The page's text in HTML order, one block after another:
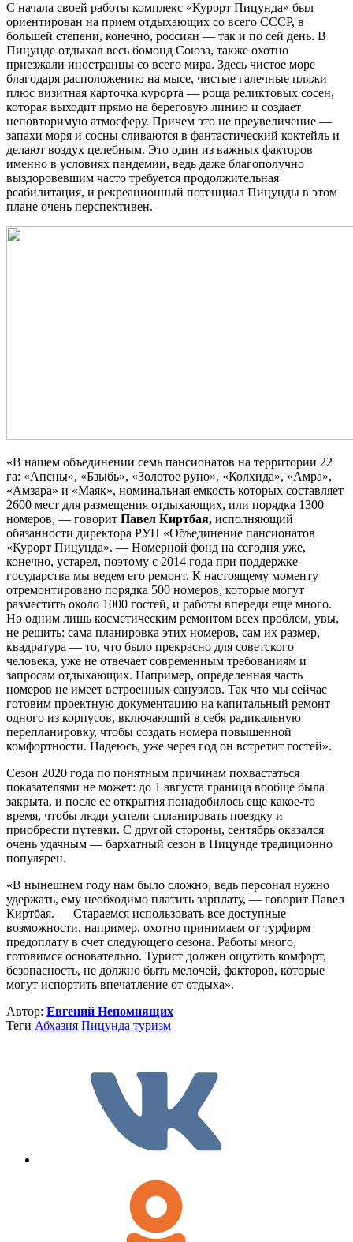
С начала своей работы комплекс «Курорт Пицунда» был
ориентирован на прием отдыхающих со всего СССР, в
большей степени, конечно, россиян — так и по сей день. В
Пицунде отдыхал весь бомонд Союза, также охотно
приезжали иностранцы со всего мира. Здесь чистое море
благодаря расположению на мысе, чистые галечные пляжи
плюс визитная карточка курорта — роща реликтовых сосен,
которая выходит прямо на береговую линию и создает
неповторимую атмосферу. Причем это не преувеличение —
запахи моря и сосны сливаются в фантастический коктейль и
делают воздух целебным. Это один из важных факторов
именно в условиях пандемии, ведь даже благополучно
выздоровевшим часто требуется продолжительная
реабилитация, и рекреационный потенциал Пицунды в этом
плане очень перспективен.
«В нашем объединении семь пансионатов на территории 22
га: «Апсны», «Бзыбь», «Золотое руно», «Колхида», «Амра»,
«Амзара» и «Маяк», номинальная емкость которых составляет
2600 мест для размещения отдыхающих, или порядка 1300
номеров, — говорит Павел Киртбая, исполняющий
обязанности директора РУП «Объединение пансионатов
«Курорт Пицунда». — Номерной фонд на сегодня уже,
конечно, устарел, поэтому с 2014 года при поддержке
государства мы ведем его ремонт. К настоящему моменту
отремонтировано порядка 500 номеров, которые могут
разместить около 1000 гостей, и работы впереди еще много.
Но одним лишь косметическим ремонтом всех проблем, увы,
не решить: сама планировка этих номеров, сам их размер,
квадратура — то, что было прекрасно для советского
человека, уже не отвечает современным требованиям и
запросам отдыхающих. Например, определенная часть
номеров не имеет встроенных санузлов. Так что мы сейчас
готовим проектную документацию на капитальный ремонт
одного из корпусов, включающий в себя радикальную
перепланировку, чтобы создать номера повышенной
комфортности. Надеюсь, уже через год он встретит гостей».
Сезон 2020 года по понятным причинам похвастаться
показателями не может: до 1 августа граница вообще была
закрыта, и после ее открытия понадобилось еще какое-то
время, чтобы люди успели спланировать поездку и
приобрести путевки. С другой стороны, сентябрь оказался
очень удачным — бархатный сезон в Пицунде традиционно
популярен.
«В нынешнем году нам было сложно, ведь персонал нужно
удержать, ему необходимо платить зарплату, — говорит Павел
Киртбая. — Стараемся использовать все доступные
возможности, например, охотно принимаем от турфирм
предоплату в счет следующего сезона. Работы много,
готовимся основательно. Турист должен ощутить комфорт,
безопасность, не должно быть мелочей, факторов, которые
могут испортить впечатление от отдыха».
Автор: Евгений Непомнящих
Теги Абхазия Пицунда туризм